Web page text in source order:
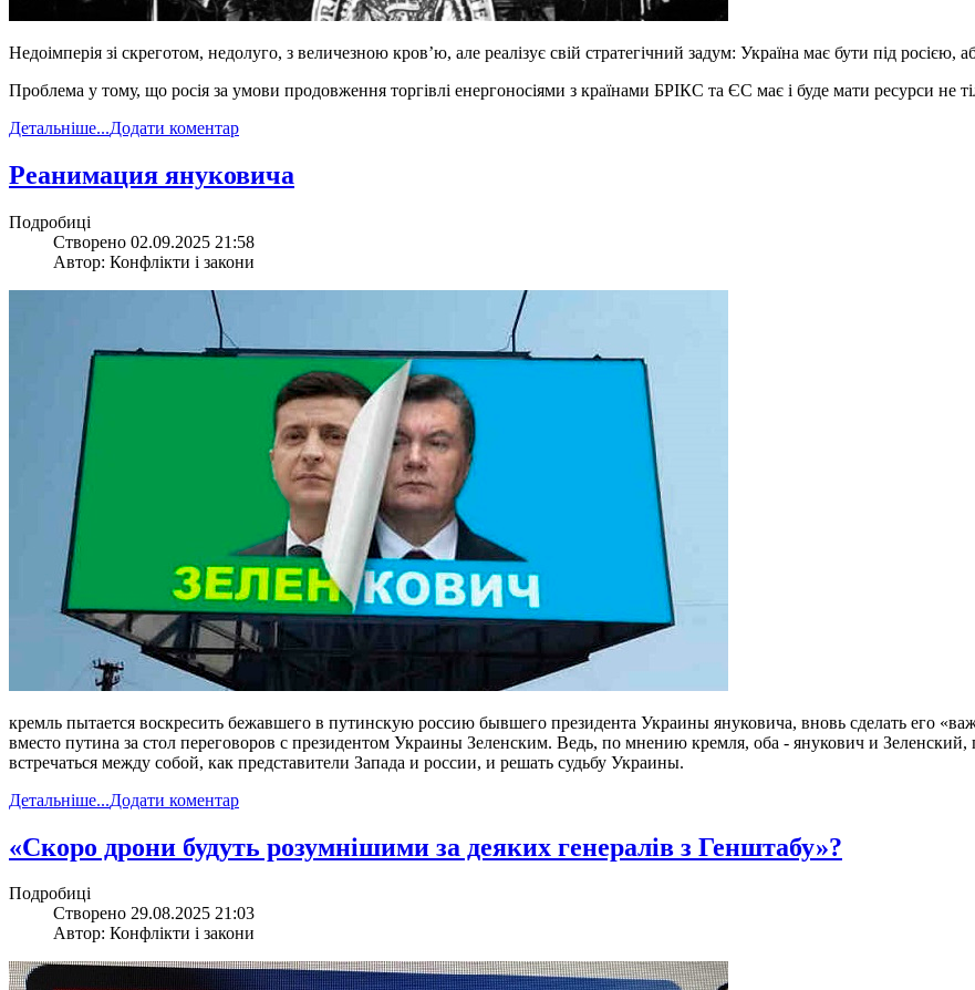
Недоімперія зі скреготом, недолуго, з величезною кров’ю, але реалізує свій стратегічний задум: Україна має бути під росією,
Проблема у тому, що росія за умови продовження торгівлі енергоносіями з країнами БРІКС та ЄС має і буде мати ресурси не
Детальніше...Додати коментар
​Реанимация януковича
Подробиці
Створено 02.09.2025 21:58
Автор: Конфлікти і закони
кремль пытается воскресить бежавшего в путинскую россию бывшего президента Украины януковича, вновь сделать его
вместо путина за стол переговоров с президентом Украины Зеленским. Ведь, по мнению кремля, оба - янукович и
встречаться между собой, как представители Запада и россии, и решать судьбу Украины.
Детальніше...Додати коментар
​«Скоро дрони будуть розумнішими за деяких генералів з Генштабу»?
Подробиці
Створено 29.08.2025 21:03
Автор: Конфлікти і закони